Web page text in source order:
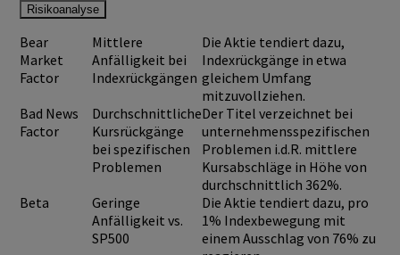
Risikoanalyse
Bear
Market
Factor
Mittlere
Anfälligkeit bei
Indexrückgängen
Die Aktie tendiert dazu,
Indexrückgänge in etwa
gleichem Umfang
mitzuvollziehen.
Bad News
Factor
Durchschnittliche
Kursrückgänge
bei spezifischen
Problemen
Der Titel verzeichnet bei
unternehmensspezifischen
Problemen i.d.R. mittlere
Kursabschläge in Höhe von
durchschnittlich 362%.
Beta
Geringe
Anfälligkeit vs.
SP500
Die Aktie tendiert dazu, pro
1% Indexbewegung mit
einem Ausschlag von 76% zu